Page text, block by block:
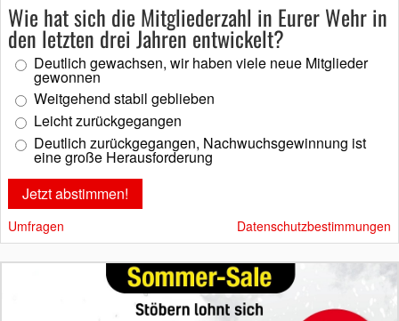
Wie hat sich die Mitgliederzahl in Eurer Wehr in
den letzten drei Jahren entwickelt?
Deutlich gewachsen, wir haben viele neue Mitglieder
gewonnen
Weitgehend stabil geblieben
Leicht zurückgegangen
Deutlich zurückgegangen, Nachwuchsgewinnung ist
eine große Herausforderung
Umfragen Datenschutzbestimmungen